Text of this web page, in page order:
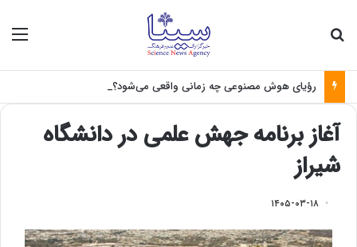
رؤیای هوش مصنوعی چه زمانی واقعی می‌شود؟
آغاز برنامه جهش علمی در دانشگاه
شیراز
۱۴۰۵-۰۳-۱۸